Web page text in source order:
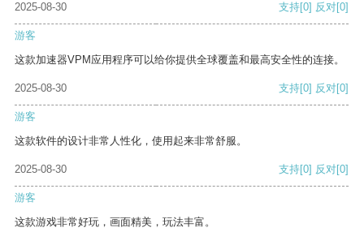
2025-08-30 支持[0] 反对[0]
游客
这款加速器VPM应用程序可以给你提供全球覆盖和最高安全性的连接。
2025-08-30 支持[0] 反对[0]
游客
这款软件的设计非常人性化，使用起来非常舒服。
2025-08-30 支持[0] 反对[0]
游客
这款游戏非常好玩，画面精美，玩法丰富。